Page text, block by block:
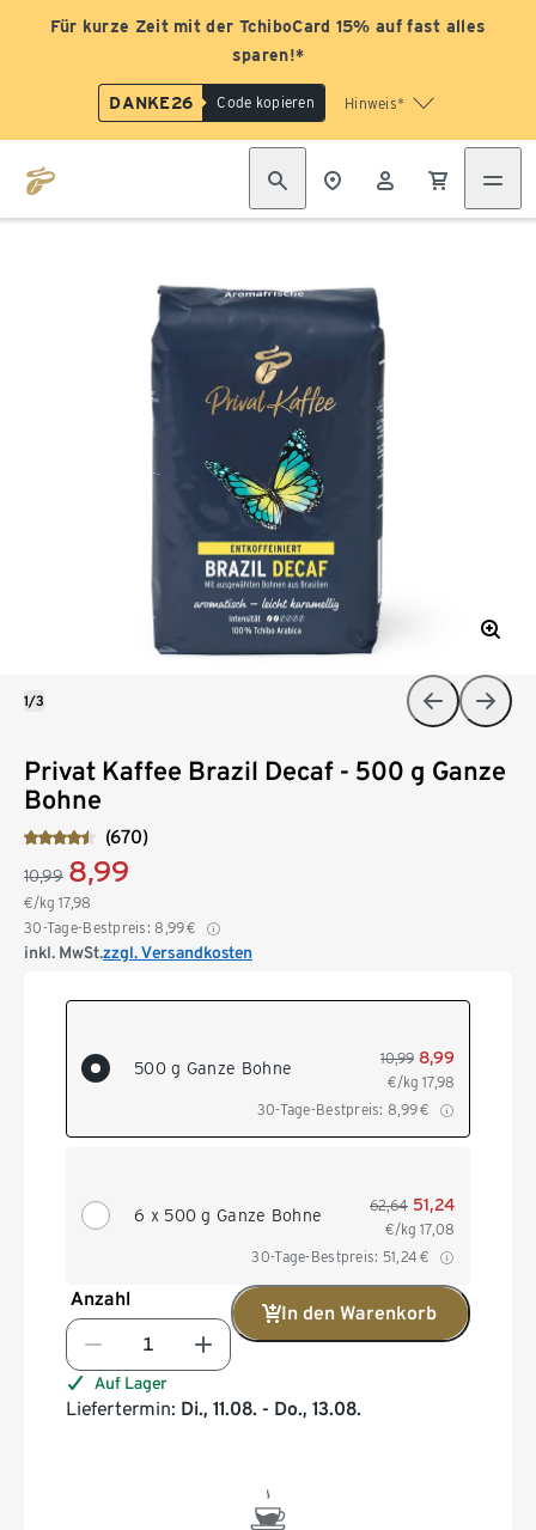
Für kurze Zeit mit der TchiboCard 15% auf fast alles
sparen!*
DANKE26 Code kopieren Hinweis*
Privat Kaffee Brazil Decaf - 500 g Ganze
Bohne
(670)
10,99 8,99
€/kg 17,98
30-Tage-Bestpreis: 8,99€
inkl. MwSt.zzgl. Versandkosten
500 g Ganze Bohne
10,99 8,99
€/kg 17,98
30-Tage-Bestpreis: 8,99€
6 x 500 g Ganze Bohne
62,64 51,24
€/kg 17,08
30-Tage-Bestpreis: 51,24 €
Anzahl
In den Warenkorb
Auf Lager
Liefertermin: Di., 11.08. - Do., 13.08.
1/3